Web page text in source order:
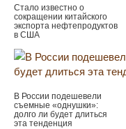
Стало известно о
сокращении китайского
экспорта нефтепродуктов
в США
В России подешевели
съемные «однушки»:
долго ли будет длиться
эта тенденция